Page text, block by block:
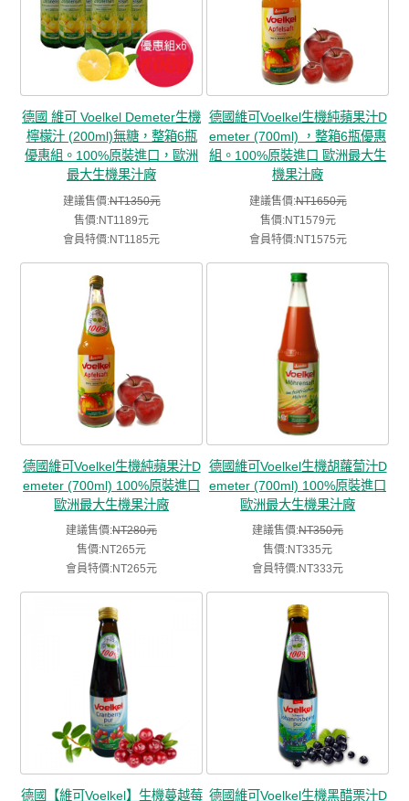
德國 維可 Voelkel Demeter生機
檸檬汁 (200ml)無糖，整箱6瓶
優惠組。100%原裝進口，歐洲
最大生機果汁廠
建議售價:NT1350元
售價:NT1189元
會員特價:NT1185元
德國維可Voelkel生機純蘋果汁D
emeter (700ml) ，整箱6瓶優惠
組。100%原裝進口 歐洲最大生
機果汁廠
建議售價:NT1650元
售價:NT1579元
會員特價:NT1575元
德國維可Voelkel生機純蘋果汁D
emeter (700ml) 100%原裝進口
歐洲最大生機果汁廠
建議售價:NT280元
售價:NT265元
會員特價:NT265元
德國維可Voelkel生機胡蘿蔔汁D
emeter (700ml) 100%原裝進口
歐洲最大生機果汁廠
建議售價:NT350元
售價:NT335元
會員特價:NT333元
德國【維可Voelkel】生機蔓越莓 德國維可Voelkel生機黑醋栗汁D